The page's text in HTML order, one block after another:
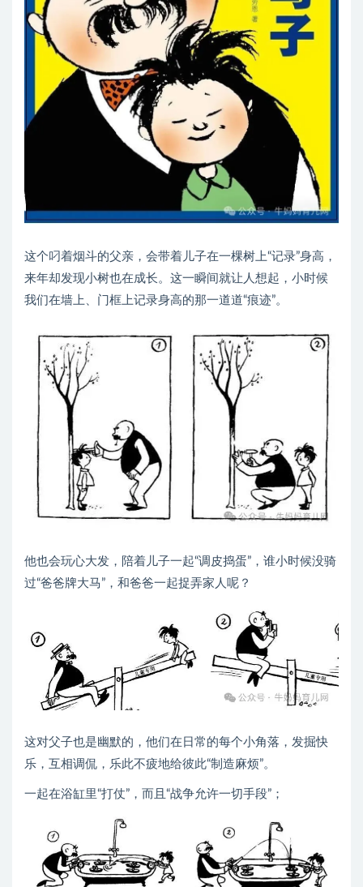
这个叼着烟斗的父亲，会带着儿子在一棵树上“记录”身高，
来年却发现小树也在成长。这一瞬间就让人想起，小时候
我们在墙上、门框上记录身高的那一道道“痕迹”。
他也会玩心大发，陪着儿子一起“调皮捣蛋”，谁小时候没骑
过“爸爸牌大马”，和爸爸一起捉弄家人呢？
这对父子也是幽默的，他们在日常的每个小角落，发掘快
乐，互相调侃，乐此不疲地给彼此“制造麻烦”。
一起在浴缸里“打仗”，而且“战争允许一切手段”；